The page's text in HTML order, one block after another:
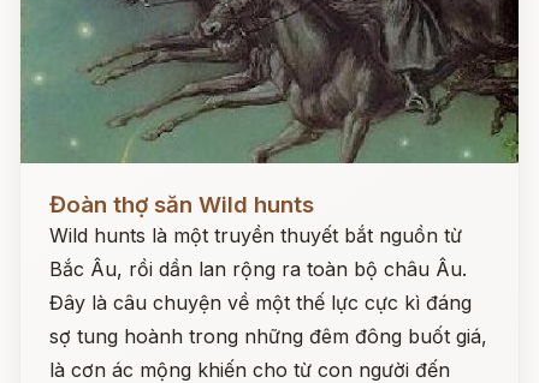
Đoàn thợ săn Wild hunts
Wild hunts là một truyền thuyết bắt nguồn từ
Bắc Âu, rồi dần lan rộng ra toàn bộ châu Âu.
Đây là câu chuyện về một thế lực cực kì đáng
sợ tung hoành trong những đêm đông buốt giá,
là cơn ác mộng khiến cho từ con người đến